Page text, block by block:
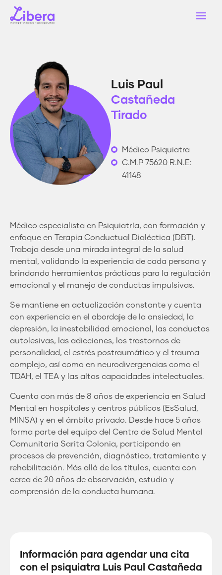
Luis Paul
Castañeda
Tirado
Médico Psiquiatra
C.M.P 75620 R.N.E:
41148
Médico especialista en Psiquiatría, con formación y
enfoque en Terapia Conductual Dialéctica (DBT).
Trabaja desde una mirada integral de la salud
mental, validando la experiencia de cada persona y
brindando herramientas prácticas para la regulación
emocional y el manejo de conductas impulsivas.
Se mantiene en actualización constante y cuenta
con experiencia en el abordaje de la ansiedad, la
depresión, la inestabilidad emocional, las conductas
autolesivas, las adicciones, los trastornos de
personalidad, el estrés postraumático y el trauma
complejo, así como en neurodivergencias como el
TDAH, el TEA y las altas capacidades intelectuales.
Cuenta con más de 8 años de experiencia en Salud
Mental en hospitales y centros públicos (EsSalud,
MINSA) y en el ámbito privado. Desde hace 5 años
forma parte del equipo del Centro de Salud Mental
Comunitaria Sarita Colonia, participando en
procesos de prevención, diagnóstico, tratamiento y
rehabilitación. Más allá de los títulos, cuenta con
cerca de 20 años de observación, estudio y
comprensión de la conducta humana.
Información para agendar una cita
con el psiquiatra Luis Paul Castañeda